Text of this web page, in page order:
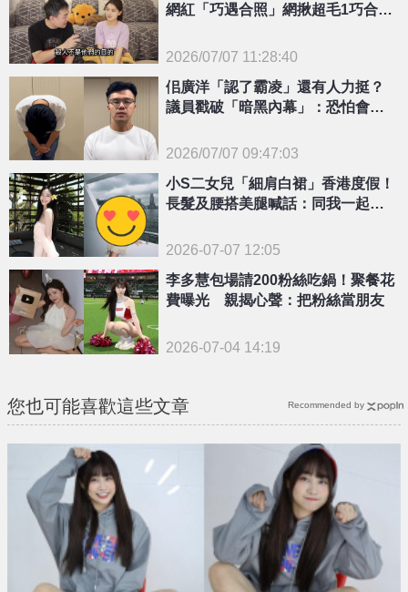
{PLAYICON}
網紅「巧遇合照」網揪超毛1巧合：
2026/07/07 11:28:40
{PLAYICON}
佀廣洋「認了霸凌」還有人力挺？
議員戳破「暗黑內幕」：恐怕會選
2026/07/07 09:47:03
小S二女兒「細肩白裙」香港度假！
長髮及腰搭美腿喊話：同我一起走
2026-07-07 12:05
李多慧包場請200粉絲吃鍋！聚餐花
費曝光 親揭心聲：把粉絲當朋友
2026-07-04 14:19
您也可能喜歡這些文章 Recommended by